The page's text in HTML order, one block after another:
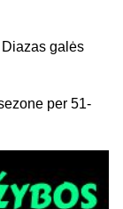
galės
per 51-